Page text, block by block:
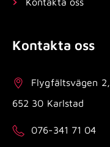
Kontakta oss
Flygfältsvägen 2,
652 30 Karlstad
076-341 71 04